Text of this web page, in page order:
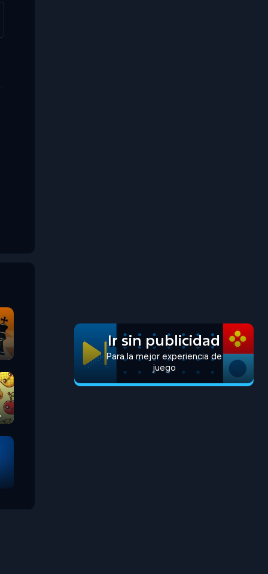
Ir sin publicidad
Para la mejor experiencia de
juego